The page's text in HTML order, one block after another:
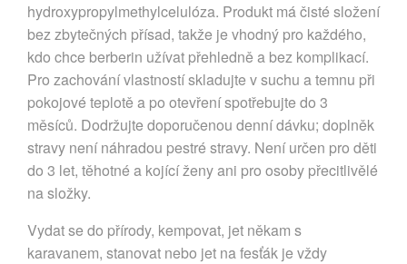
hydroxypropylmethylcelulóza. Produkt má čisté složení
bez zbytečných přísad, takže je vhodný pro každého,
kdo chce berberin užívat přehledně a bez komplikací.
Pro zachování vlastností skladujte v suchu a temnu při
pokojové teplotě a po otevření spotřebujte do 3
měsíců. Dodržujte doporučenou denní dávku; doplněk
stravy není náhradou pestré stravy. Není určen pro děti
do 3 let, těhotné a kojící ženy ani pro osoby přecitlivělé
na složky.
Vydat se do přírody, kempovat, jet někam s
karavanem, stanovat nebo jet na fesťák je vždy